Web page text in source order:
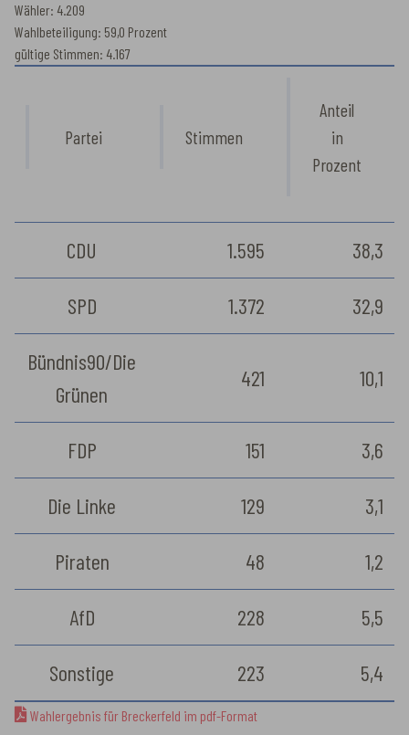
Wähler: 4.209
Wahlbeteiligung: 59,0 Prozent
gültige Stimmen: 4.167
Partei Stimmen
Anteil
in
Prozent
CDU 1.595 38,3
SPD 1.372 32,9
Bündnis90/Die
Grünen
421 10,1
FDP 151 3,6
Die Linke 129 3,1
Piraten 48 1,2
AfD 228 5,5
Sonstige 223 5,4
Wahlergebnis für Breckerfeld im pdf-Format